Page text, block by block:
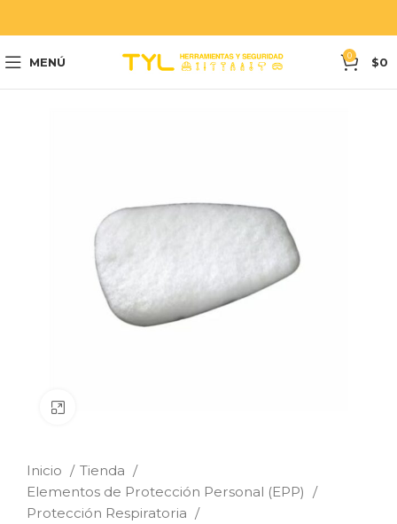
MENÚ 0 $0
Inicio
Tienda
Elementos de Protección Personal (EPP)
Protección Respiratoria